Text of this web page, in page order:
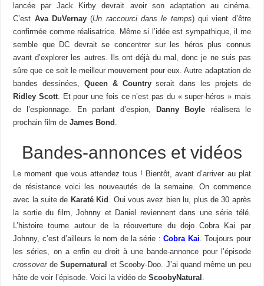
lancée par Jack Kirby devrait avoir son adaptation au cinéma.
C’est Ava DuVernay(Un raccourci dans le temps) qui vient d’être
confirmée comme réalisatrice. Même si l’idée est sympathique, il me
semble que DC devrait se concentrer sur les héros plus connus
avant d’explorer les autres. Ils ont déjà du mal, donc je ne suis pas
sûre que ce soit le meilleur mouvement pour eux. Autre adaptation de
bandes dessinées, Queen & Countryserait dans les projets de
Ridley Scott. Et pour une fois ce n’est pas du « super-héros » mais
de l’espionnage. En parlant d’espion,Danny Boyle réalisera le
prochain film deJames Bond
Bandes-annonces et vidéos
Le moment que vous attendez tous ! Bientôt, avant d’arriver au plat
de résistance voici les nouveautés de la semaine. On commence
avec la suite de Karaté Kid . Oui vous avez bien lu, plus de 30 après
la sortie du film, Johnny et Daniel reviennent dans une série télé.
L’histoire tourne autour de la réouverture du dojo Cobra Kai par
Johnny, c’est d’ailleurs le nom de la série :Cobra Kai . Toujours pour
les séries, on a enfin eu droit à une bande-annonce pour l’épisode
crossoverdeSupernatural et Scooby-Doo. J’ai quand même un peu
hâte de voir l’épisode. Voici la vidéo deScoobyNatural